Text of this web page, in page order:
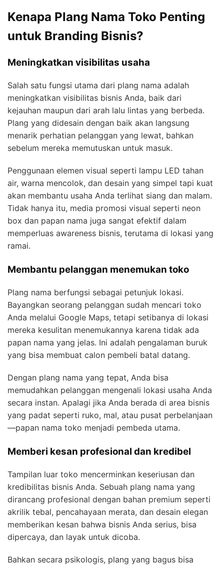
Kenapa Plang Nama Toko Penting
untuk Branding Bisnis?
Meningkatkan visibilitas usaha
Salah satu fungsi utama dari plang nama adalah
meningkatkan visibilitas bisnis Anda, baik dari
kejauhan maupun dari arah lalu lintas yang berbeda.
Plang yang didesain dengan baik akan langsung
menarik perhatian pelanggan yang lewat, bahkan
sebelum mereka memutuskan untuk masuk.
Penggunaan elemen visual seperti lampu LED tahan
air, warna mencolok, dan desain yang simpel tapi kuat
akan membantu usaha Anda terlihat siang dan malam.
Tidak hanya itu, media promosi visual seperti neon
box dan papan nama juga sangat efektif dalam
memperluas awareness bisnis, terutama di lokasi yang
ramai.
Membantu pelanggan menemukan toko
Plang nama berfungsi sebagai petunjuk lokasi.
Bayangkan seorang pelanggan sudah mencari toko
Anda melalui Google Maps, tetapi setibanya di lokasi
mereka kesulitan menemukannya karena tidak ada
papan nama yang jelas. Ini adalah pengalaman buruk
yang bisa membuat calon pembeli batal datang.
Dengan plang nama yang tepat, Anda bisa
memudahkan pelanggan mengenali lokasi usaha Anda
secara instan. Apalagi jika Anda berada di area bisnis
yang padat seperti ruko, mal, atau pusat perbelanjaan
—papan nama toko menjadi pembeda utama.
Memberi kesan profesional dan kredibel
Tampilan luar toko mencerminkan keseriusan dan
kredibilitas bisnis Anda. Sebuah plang nama yang
dirancang profesional dengan bahan premium seperti
akrilik tebal, pencahayaan merata, dan desain elegan
memberikan kesan bahwa bisnis Anda serius, bisa
dipercaya, dan layak untuk dicoba.
Bahkan secara psikologis, plang yang bagus bisa